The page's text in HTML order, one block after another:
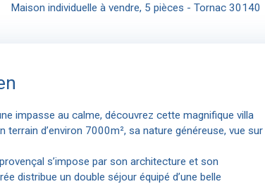
Maison individuelle à vendre, 5 pièces - Tornac 30140
impasse au calme, découvrez cette magnifique villa
terrain d’environ 7000m², sa nature généreuse, vue sur
s’impose par son architecture et son
distribue un double séjour équipé d’une belle